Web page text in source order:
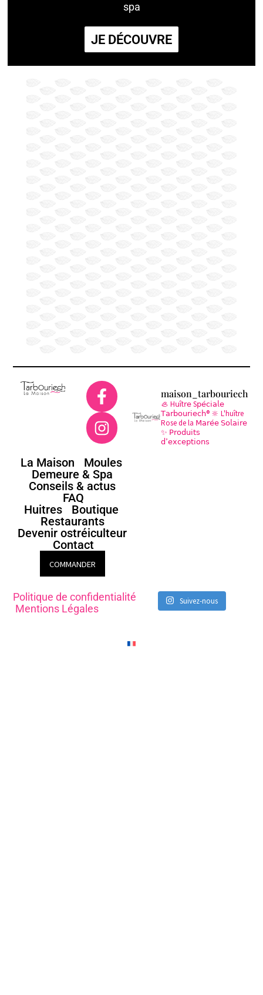
spa
JE DÉCOUVRE
La Maison
Moules
Demeure & Spa
Conseils & actus
FAQ
Huitres
Boutique
Restaurants
Devenir ostréiculteur
Contact
COMMANDER
Politique de confidentialité
Mentions Légales
maison_tarbouriech
🦪 H𝗎ît𝗋𝖾 S𝗉𝖾́𝖼𝗂𝖺𝗅𝖾
𝖳𝖺𝗋𝖻𝗈𝗎𝗋𝗂𝖾𝖼𝗁® 🔆 L'huître
Rose de la 𝖬𝖺𝗋𝖾́𝖾 𝖲𝗈𝗅𝖺𝗂𝗋𝖾
✨ 𝖯𝗋𝗈𝖽𝗎𝗂𝗍𝗌
𝖽’𝖾𝗑𝖼𝖾𝗉𝗍𝗂𝗈𝗇𝗌
Suivez-nous